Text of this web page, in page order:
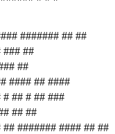
####### ## ##
### ##
##
#### ## ####
# ## # ## ###
## ##
####### #### ## ##